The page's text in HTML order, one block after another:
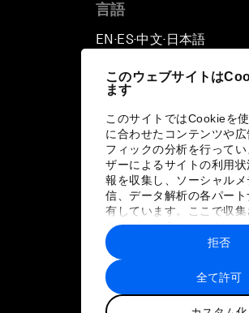
このウェブサイトは
ます
このサイトではCookieを
に合わせたコンテンツや
フィックの分析を行って
ザーによるサイトの利用
報を収集し、ソーシャル
信、データ解析の各パー
有しています。ここで収集
ユーザーが各パートナー
報や各パートナーのサービ
に収集された情報と組み
トナーによって使用される
す。
全て許可
拒否
言語
EN ▪ ES▪中文▪ 日本語